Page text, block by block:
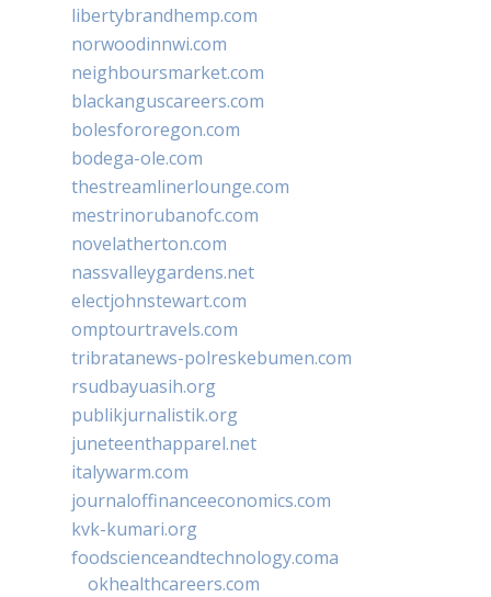
libertybrandhemp.com
norwoodinnwi.com
neighboursmarket.com
blackanguscareers.com
bolesfororegon.com
bodega-ole.com
thestreamlinerlounge.com
mestrinorubanofc.com
novelatherton.com
nassvalleygardens.net
electjohnstewart.com
omptourtravels.com
tribratanews-polreskebumen.com
rsudbayuasih.org
publikjurnalistik.org
juneteenthapparel.net
italywarm.com
journaloffinanceeconomics.com
kvk-kumari.org
foodscienceandtechnology.coma
okhealthcareers.com